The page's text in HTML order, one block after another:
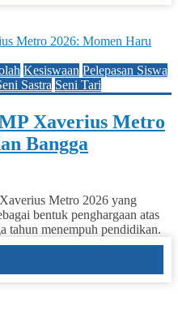
Kesiswaan Pelepasan Siswa
Sastra Seni Tari
Xaverius Metro
Bangga
Metro 2026 yang
bentuk penghargaan atas
tahun menempuh pendidikan.